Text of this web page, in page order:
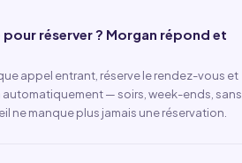
réserver ? Morgan répond et
appel entrant, réserve le rendez-vous et
— soirs, week-ends, sans
ne manque plus jamais une réservation.